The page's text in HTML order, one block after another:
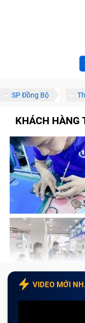
SP Đồng Bộ
KHÁCH HÀNG
VIDEO MỚI